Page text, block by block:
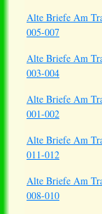
Alte Briefe Am
005-007
Alte Briefe Am
003-004
Alte Briefe Am
001-002
Alte Briefe Am
011-012
Alte Briefe Am
008-010